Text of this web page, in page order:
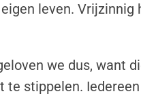
leven.
we dus, want
stippelen.